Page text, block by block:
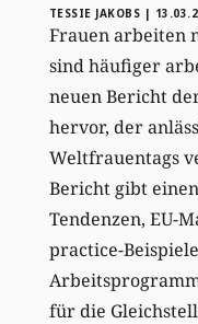
TESSIE JAKOBS |
Frauen arbeiten
sind häufiger
neuen Bericht
hervor, der
Weltfrauentags
Bericht gibt
Tendenzen, EU-
practice-
für die